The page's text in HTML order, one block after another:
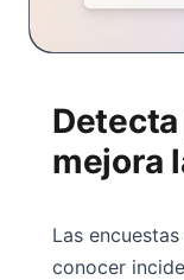
mejora
Las
conocer